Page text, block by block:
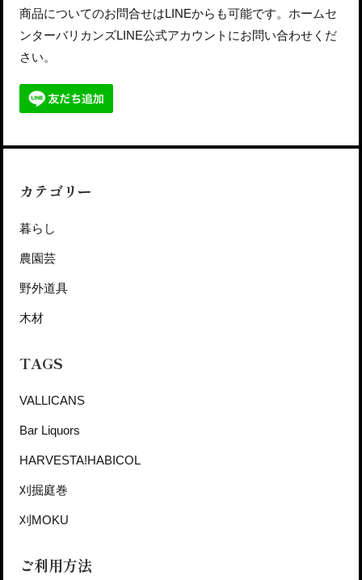
商品についてのお問合せはLINEからも可能です。ホームセ
ンターバリカンズLINE公式アカウントにお問い合わせくだ
さい。
カテゴリー
暮らし
農園芸
野外道具
木材
TAGS
VALLICANS
Bar Liquors
HARVESTA!HABICOL
刈掘庭巻
刈MOKU
ご利用方法